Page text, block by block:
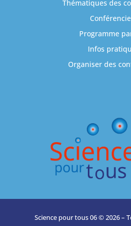
Thématiques des
Programme
Infos
Organiser des
Science pour tous 06 © 2026 –